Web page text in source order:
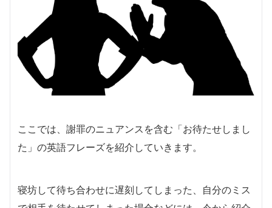
ここでは、謝罪のニュアンスを含む「お待たせしまし
た」の英語フレーズを紹介していきます。
寝坊して待ち合わせに遅刻してしまった、自分のミス